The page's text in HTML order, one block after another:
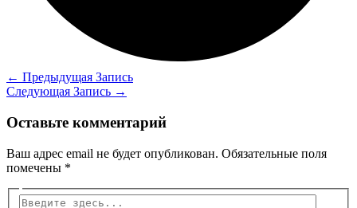
← Предыдущая Запись
Следующая Запись →
Оставьте комментарий
Ваш адрес email не будет опубликован. Обязательные поля
помечены *
Введите